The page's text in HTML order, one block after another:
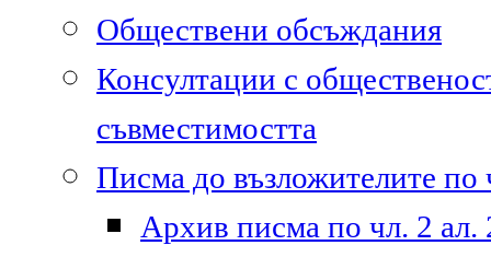
Обществени обсъждания
Консултации с
съвместимостта
Писма до възложителите по
Архив писма по чл. 2 ал.